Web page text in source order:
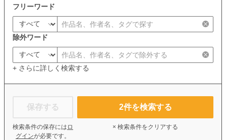
フリーワード
除外ワード
+ さらに詳しく検索する
保存する
検索条件の保存には ロ
グインが必要です。
2件を検索する
× 検索条件をクリアする